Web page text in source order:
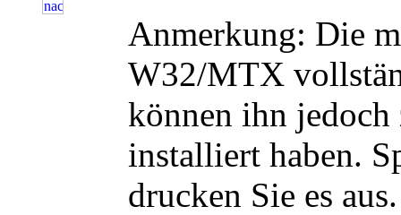
Anmerkung: Die
W32/MTX
können ihn jedoch
installiert haben.
drucken Sie es aus.